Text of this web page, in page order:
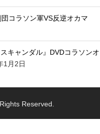
コラソン軍VS反逆オカマ
キャンダル』DVDコラソンオ
1月2日
Reserved.